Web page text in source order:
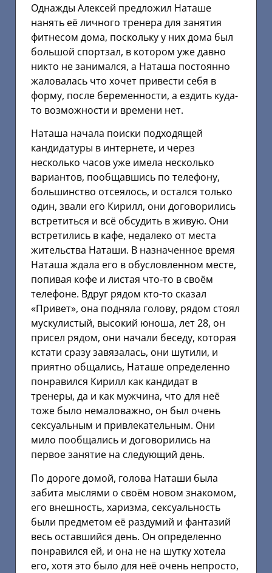
Однажды Алексей предложил Наташе
нанять её личного тренера для занятия
фитнесом дома, поскольку у них дома был
большой спортзал, в котором уже давно
никто не занимался, а Наташа постоянно
жаловалась что хочет привести себя в
форму, после беременности, а ездить куда-
то возможности и времени нет.
Наташа начала поиски подходящей
кандидатуры в интернете, и через
несколько часов уже имела несколько
вариантов, пообщавшись по телефону,
большинство отсеялось, и остался только
один, звали его Кирилл, они договорились
встретиться и всё обсудить в живую. Они
встретились в кафе, недалеко от места
жительства Наташи. В назначенное время
Наташа ждала его в обусловленном месте,
попивая кофе и листая что-то в своём
телефоне. Вдруг рядом кто-то сказал
«Привет», она подняла голову, рядом стоял
мускулистый, высокий юноша, лет 28, он
присел рядом, они начали беседу, которая
кстати сразу завязалась, они шутили, и
приятно общались, Наташе определенно
понравился Кирилл как кандидат в
тренеры, да и как мужчина, что для неё
тоже было немаловажно, он был очень
сексуальным и привлекательным. Они
мило пообщались и договорились на
первое занятие на следующий день.
По дороге домой, голова Наташи была
забита мыслями о своём новом знакомом,
его внешность, харизма, сексуальность
были предметом её раздумий и фантазий
весь оставшийся день. Он определенно
понравился ей, и она не на шутку хотела
его, хотя это было для неё очень непросто,